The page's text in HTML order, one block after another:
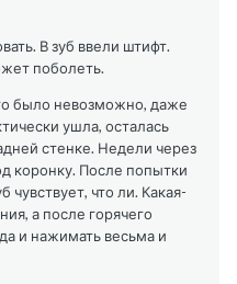
В зуб ввели штифт.
поболеть.
было невозможно, даже
ушла, осталась
стенке. Недели через
коронку. После попытки
чувствует, что ли. Какая-
а после горячего
и нажимать весьма и